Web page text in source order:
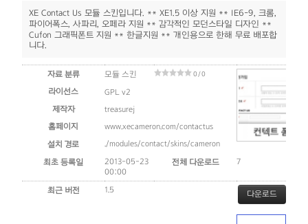
XE Contact Us 모듈 스킨입니다. ** XE1.5 이상 지원 ** IE6-9, 크롬,
파이어폭스, 사파리, 오페라 지원 ** 감각적인 모던스타일 디자인 **
Cufon 그래픽폰트 지원 ** 한글지원 ** 개인용으로 한해 무료 배포합
니다.
자료 분류 모듈 스킨 0 / 0
라이선스
GPL v2
제작자
treasurej
홈페이지
www.xecameron.com/contactus
설치 경로
./modules/contact/skins/cameron
최초 등록일
2013-05-23
00:00
전체 다운로드 7
최근 버전 1.5 다운로드